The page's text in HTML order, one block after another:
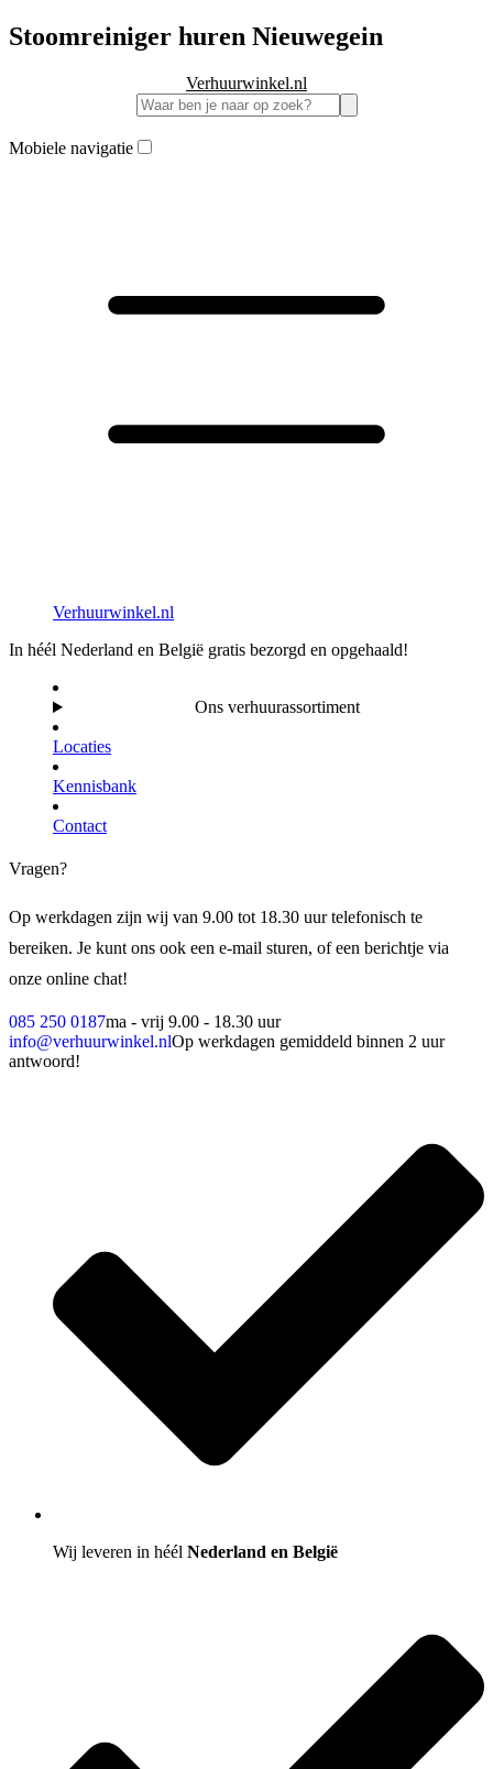
Stoomreiniger huren Nieuwegein
Verhuurwinkel.nl
Mobiele navigatie
Verhuurwinkel.nl
In héél Nederland en België gratis bezorgd en opgehaald!
Ons verhuurassortiment
Locaties
Kennisbank
Contact
Vragen?
Op werkdagen zijn wij van 9.00 tot 18.30 uur telefonisch te
bereiken. Je kunt ons ook een e-mail sturen, of een berichtje via
onze online chat!
085 250 0187ma - vrij 9.00 - 18.30 uur
info@verhuurwinkel.nlOp werkdagen gemiddeld binnen 2 uur
antwoord!
Wij leveren in héél Nederland en België